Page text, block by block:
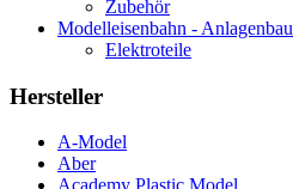
Zubehör
Modelleisenbahn - Anlagenbau
Elektroteile
Hersteller
A-Model
Aber